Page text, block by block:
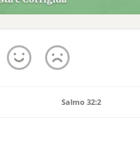
Salmo 32:2